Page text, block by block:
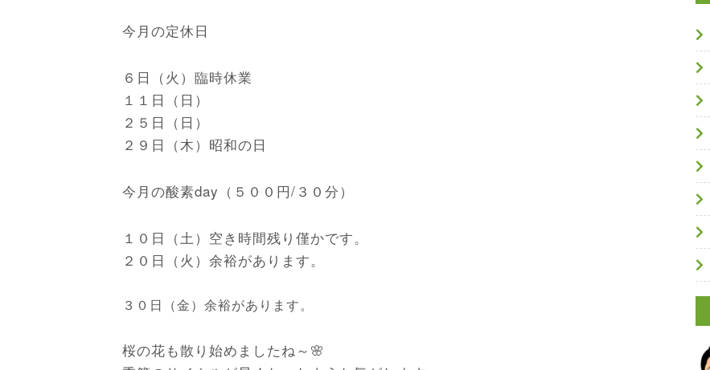
今月の定休日
６日（火）臨時休業
１１日（日）
２５日（日）
２９日（木）昭和の日
今月の酸素day（５００円/３０分）
１０日（土）空き時間残り僅かです。
２０日（火） 余裕があります。
３０日（金）余裕があります。
桜の花も散り始めましたね～🌸